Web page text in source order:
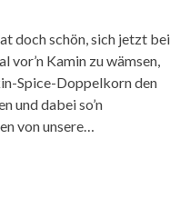
doch schön, sich jetzt bei
vor’n Kamin zu wämsen,
Spice-Doppelkorn den
und dabei so’n
von unsere…